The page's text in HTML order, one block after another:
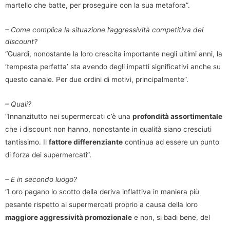
martello che batte, per proseguire con la sua metafora”.
– Come complica la situazione l’aggressività competitiva dei
discount?
“Guardi, nonostante la loro crescita importante negli ultimi anni, la
‘tempesta perfetta’ sta avendo degli impatti significativi anche su
questo canale. Per due ordini di motivi, principalmente”.
– Quali?
“Innanzitutto nei supermercati c’è una profondità assortimentale
che i discount non hanno, nonostante in qualità siano cresciuti
tantissimo. Il fattore differenziante continua ad essere un punto
di forza dei supermercati”.
– E in secondo luogo?
“Loro pagano lo scotto della deriva inflattiva in maniera più
pesante rispetto ai supermercati proprio a causa della loro
maggiore aggressività promozionale e non, si badi bene, del